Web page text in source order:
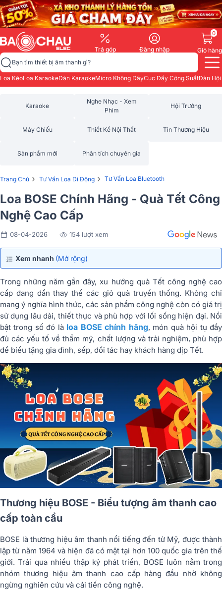
Trả góp Đăng nhập
0
Giỏ hàng
Bạn tìm thiết bị âm thanh gì?
Loa KéoLoa KaraokeDàn KaraokeMicro Không DâyCục Đẩy Công SuấtDàn
Karaoke
Nghe Nhạc - Xem
Phim
Hội Trường
Máy Chiếu Thiết Kế Nội Thất Tin Thương Hiệu
Sản phẩm mới Phân tích chuyên gia
Trang Chủ › Tư Vấn Loa Di Động › Tư Vấn Loa Bluetooth
Loa BOSE Chính Hãng - Quà Tết Công
Nghệ Cao Cấp
08-04-2026 154 lượt xem
Xem nhanh (Mở rộng)
Trong những năm gần đây, xu hướng quà Tết công nghệ cao
cấp đang dần thay thế các giỏ quà truyền thống. Không chỉ
mang ý nghĩa hình thức, các sản phẩm công nghệ còn có giá trị
sử dụng lâu dài, thiết thực và phù hợp với lối sống hiện đại. Nổi
bật trong số đó là loa BOSE chính hãng, món quà hội tụ đầy
đủ các yếu tố về thẩm mỹ, chất lượng và trải nghiệm, phù hợp
để biếu tặng gia đình, sếp, đối tác hay khách hàng dịp Tết.
Thương hiệu BOSE - Biểu tượng âm thanh cao
cấp toàn cầu
BOSE là thương hiệu âm thanh nổi tiếng đến từ Mỹ, được thành
lập từ năm 1964 và hiện đã có mặt tại hơn 100 quốc gia trên thế
giới. Trải qua nhiều thập kỷ phát triển, BOSE luôn nằm trong
nhóm thương hiệu âm thanh cao cấp hàng đầu nhờ không
ngừng nghiên cứu và cải tiến công nghệ.